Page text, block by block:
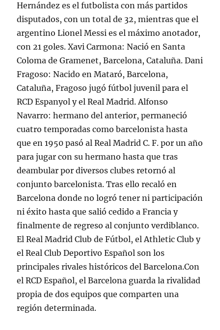
Hernández es el futbolista con más partidos
disputados, con un total de 32, mientras que el
argentino Lionel Messi es el máximo anotador,
con 21 goles. Xavi Carmona: Nació en Santa
Coloma de Gramenet, Barcelona, Cataluña. Dani
Fragoso: Nacido en Mataró, Barcelona,
Cataluña, Fragoso jugó fútbol juvenil para el
RCD Espanyol y el Real Madrid. Alfonso
Navarro: hermano del anterior, permaneció
cuatro temporadas como barcelonista hasta
que en 1950 pasó al Real Madrid C. F. por un año
para jugar con su hermano hasta que tras
deambular por diversos clubes retornó al
conjunto barcelonista. Tras ello recaló en
Barcelona donde no logró tener ni participación
ni éxito hasta que salió cedido a Francia y
finalmente de regreso al conjunto verdiblanco.
El Real Madrid Club de Fútbol, el Athletic Club y
el Real Club Deportivo Español son los
principales rivales históricos del Barcelona.Con
el RCD Español, el Barcelona guarda la rivalidad
propia de dos equipos que comparten una
región determinada.